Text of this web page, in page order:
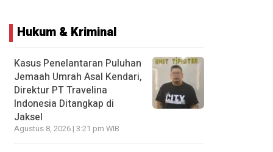
Hukum & Kriminal
Kasus Penelantaran Puluhan
Jemaah Umrah Asal Kendari,
Direktur PT Travelina
Indonesia Ditangkap di
Jaksel
Agustus 8, 2026 | 3:21 pm WIB